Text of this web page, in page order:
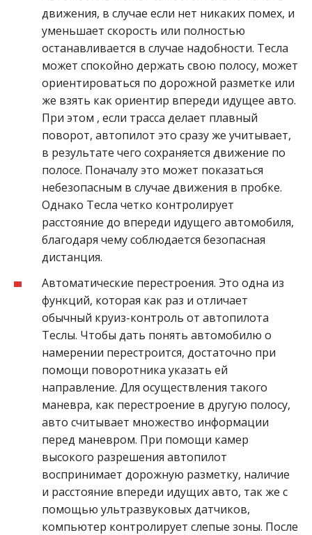
движения, в случае если нет никаких помех, и
уменьшает скорость или полностью
останавливается в случае надобности. Тесла
может спокойно держать свою полосу, может
ориентироваться по дорожной разметке или
же взять как ориентир впереди идущее авто.
При этом , если трасса делает плавный
поворот, автопилот это сразу же учитывает,
в результате чего сохраняется движение по
полосе. Поначалу это может показаться
небезопасным в случае движения в пробке.
Однако Тесла четко контролирует
расстояние до впереди идущего автомобиля,
благодаря чему соблюдается безопасная
дистанция.
Автоматические перестроения. Это одна из
функций, которая как раз и отличает
обычный круиз-контроль от автопилота
Теслы. Чтобы дать понять автомобилю о
намерении перестроится, достаточно при
помощи поворотника указать ей
направление. Для осуществления такого
маневра, как перестроение в другую полосу,
авто считывает множество информации
перед маневром. При помощи камер
высокого разрешения автопилот
воспринимает дорожную разметку, наличие
и расстояние впереди идущих авто, так же с
помощью ультразвуковых датчиков,
компьютер контролирует слепые зоны. После